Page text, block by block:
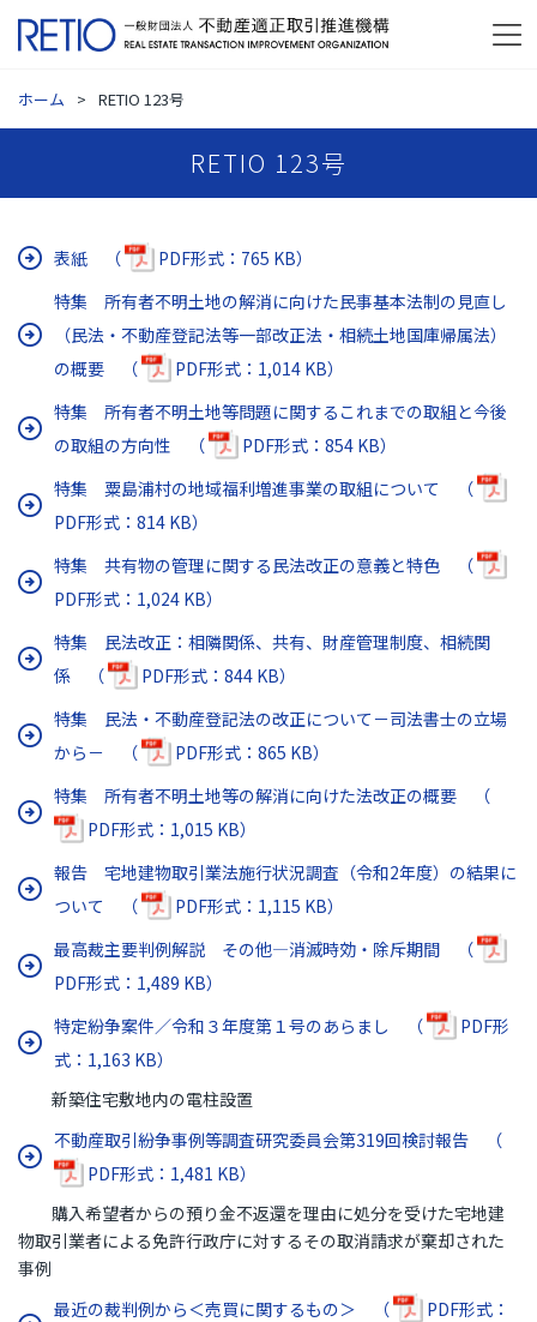
ホーム RETIO 123号
RETIO 123号
表紙 （
PDF形式：765 KB）
特集 所有者不明土地の解消に向けた民事基本法制の見直し
（民法・不動産登記法等一部改正法・相続土地国庫帰属法）
の概要 （
PDF形式：1,014 KB）
特集 所有者不明土地等問題に関するこれまでの取組と今後
の取組の方向性 （
PDF形式：854 KB）
特集 粟島浦村の地域福利増進事業の取組について （
PDF形式：814 KB）
特集 共有物の管理に関する民法改正の意義と特色 （
PDF形式：1,024 KB）
特集 民法改正：相隣関係、共有、財産管理制度、相続関
係 （
PDF形式：844 KB）
特集 民法・不動産登記法の改正について－司法書士の立場
から－ （
PDF形式：865 KB）
特集 所有者不明土地等の解消に向けた法改正の概要 （
PDF形式：1,015 KB）
報告 宅地建物取引業法施行状況調査（令和2年度）の結果に
ついて （
PDF形式：1,115 KB）
最高裁主要判例解説 その他―消滅時効・除斥期間 （
PDF形式：1,489 KB）
特定紛争案件／令和３年度第１号のあらまし （
PDF形
式：1,163 KB）
新築住宅敷地内の電柱設置
不動産取引紛争事例等調査研究委員会第319回検討報告 （
PDF形式：1,481 KB）
購入希望者からの預り金不返還を理由に処分を受けた宅地建
物取引業者による免許行政庁に対するその取消請求が棄却された
事例
最近の裁判例から＜売買に関するもの＞ （
PDF形式：